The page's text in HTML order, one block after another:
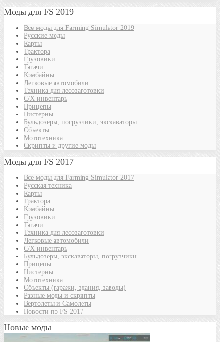
Моды для FS 2019
Все моды для Farming Simulator 2019
Русские моды
Карты
Трактора
Грузовики
Тягачи
Комбайны
Легковые автомобили
Техника для лесозаготовки
С/Х инвентарь
Прицепы
Цистерны
Бульдозеры, погрузчики, экскаваторы
Объекты
Мототехника
Скрипты и другие моды
Моды для FS 2017
Все моды для Farming Simulator 2017
Русская техника
Карты
Трактора
Комбайны
Грузовики
Тягачи
Техника для лесозаготовки
Легковые автомобили
С/Х инвентарь
Бульдозеры, экскаваторы, погрузчики
Прицепы
Цистерны
Мототехника
Объекты (гаражи, здания, заводы)
Разные моды и скрипты
Вертолеты и Самолеты
Новости по FS 2017
Новые моды